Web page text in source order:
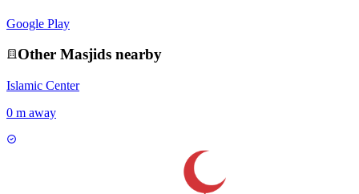
Google Play
Other Masjids nearby
Islamic Center
0 m away